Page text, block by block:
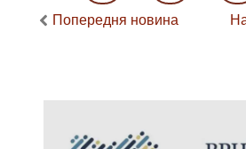
Попередня новина